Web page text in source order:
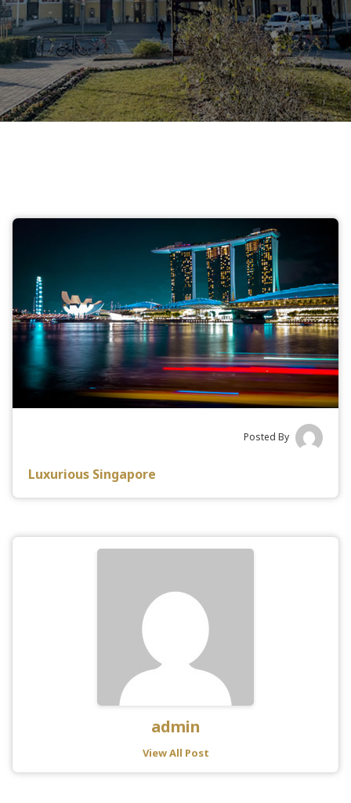
Posted By
Luxurious Singapore
admin
View All Post